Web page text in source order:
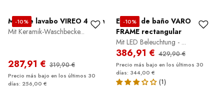
-10%
Mueble lavabo VIREO 40 cm
Mit Keramik-Waschbecke...
287,91 € 319,90 €
Precio más bajo en los últimos 30
días: 256,00 €
-10%
Espejo de baño VARO
FRAME rectangular
Mit LED Beleuchtung - ...
386,91 € 429,90 €
Precio más bajo en los últimos 30
días: 344,00 €